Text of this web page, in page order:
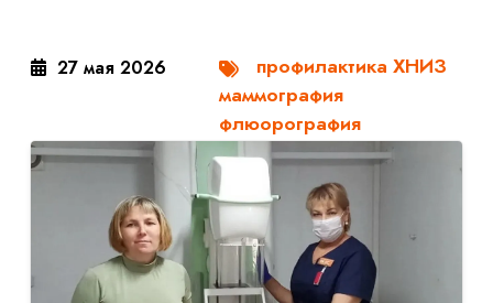
27 мая 2026
профилактика ХНИЗ
маммография
флюорография